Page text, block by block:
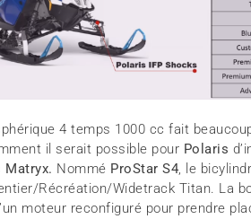
4 temps 1000 cc fait
il serait possible pour Polaris
Matryx. Nommé ProStar S4, le
Récréation/Widetrack Titan. La
moteur reconfiguré pour prendre